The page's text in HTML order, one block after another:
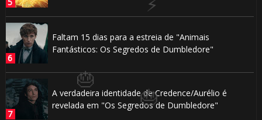
Faltam 15 dias para a estreia de "Animais
Fantásticos: Os Segredos de Dumbledore"
A verdadeira identidade de Credence/Aurélio é
revelada em "Os Segredos de Dumbledore"